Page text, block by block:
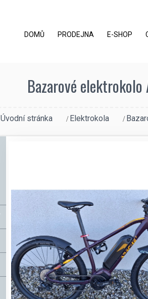
DOMŮ PRODEJNA E-SHOP
Bazarové elektrokolo
Úvodní stránka Elektrokola